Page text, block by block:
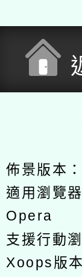
佈景版本：
適用瀏覽
Opera
支援行動
Xoops版本